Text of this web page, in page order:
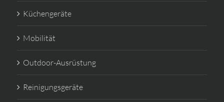
Küchengeräte
Mobilität
Outdoor-Ausrüstung
Reinigungsgeräte